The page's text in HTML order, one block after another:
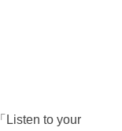
Listen to your